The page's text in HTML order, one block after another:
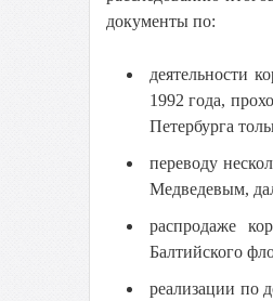
документы по:
деятельности
1992 года,
Петербурга
переводу
Медведевым,
распродаже
Балтийского
реализации по